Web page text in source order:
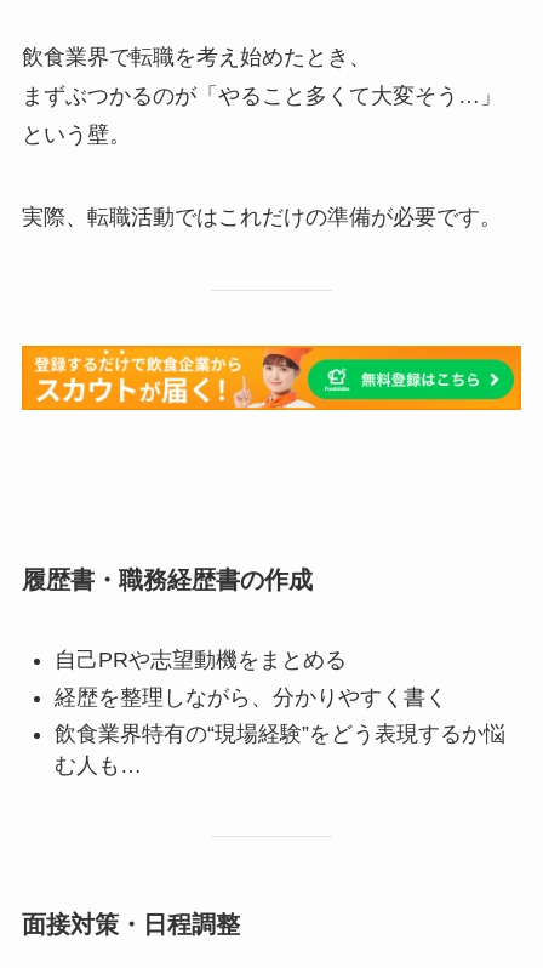
飲食業界で転職を考え始めたとき、
まずぶつかるのが「やること多くて大変そう…」
という壁。
実際、転職活動ではこれだけの準備が必要です。
履歴書・職務経歴書の作成
自己PRや志望動機をまとめる
経歴を整理しながら、分かりやすく書く
飲食業界特有の“現場経験”をどう表現するか悩
む人も…
面接対策・日程調整